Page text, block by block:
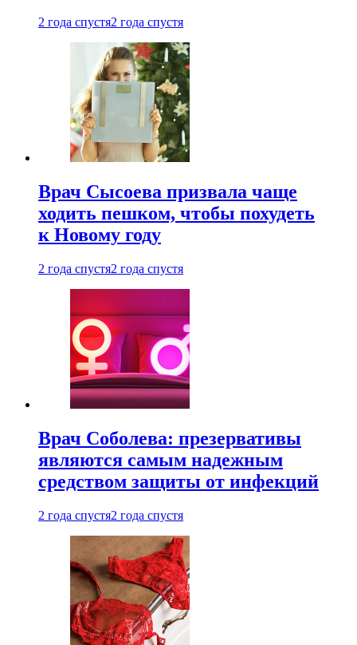
2 года спустя2 года спустя
Врач Сысоева призвала чаще
ходить пешком, чтобы похудеть
к Новому году
2 года спустя2 года спустя
Врач Соболева: презервативы
являются самым надежным
средством защиты от инфекций
2 года спустя2 года спустя